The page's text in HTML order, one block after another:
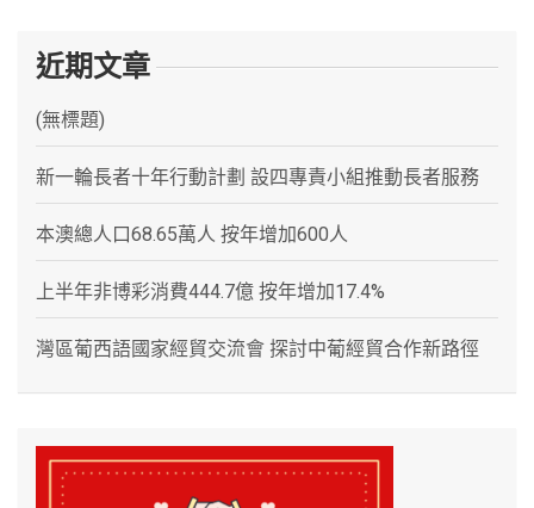
近期文章
(無標題)
新一輪長者十年行動計劃 設四專責小組推動長者服務
本澳總人口68.65萬人 按年增加600人
上半年非博彩消費444.7億 按年增加17.4%
灣區葡西語國家經貿交流會 探討中葡經貿合作新路徑